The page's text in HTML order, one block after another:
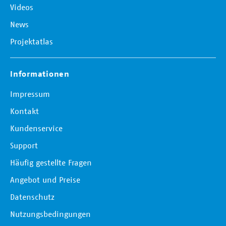
Videos
News
Projektatlas
Informationen
Impressum
Kontakt
Kundenservice
Support
Häufig gestellte Fragen
Angebot und Preise
Datenschutz
Nutzungsbedingungen